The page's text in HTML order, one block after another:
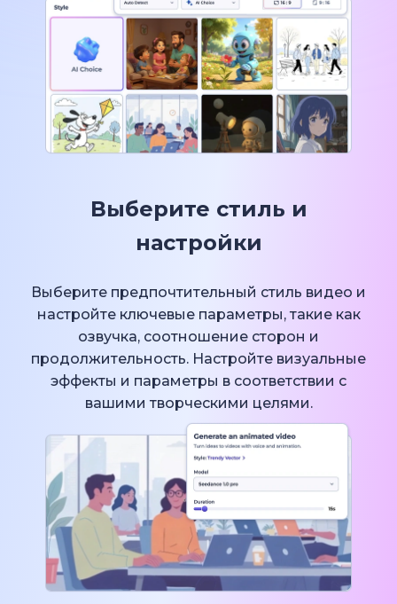
Выберите стиль и
настройки
Выберите предпочтительный стиль видео и
настройте ключевые параметры, такие как
озвучка, соотношение сторон и
продолжительность. Настройте визуальные
эффекты и параметры в соответствии с
вашими творческими целями.